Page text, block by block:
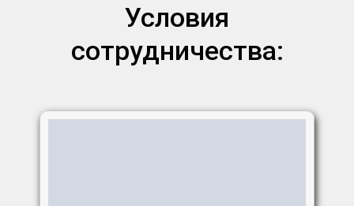
Условия
сотрудничества: